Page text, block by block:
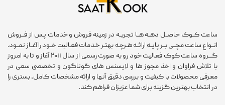
ساعت کــوک حاصــل دهــه هــا تجربــه در زمینه فروش و خدمات پـس از فــروش
انــواع ساعت مچــی بــر پایــه ارائــه هـرچـه بهتـر خـدمات فعـالیت خــود را آغــاز نمــود.
گـــروه ساعت کوک فعالیت خود رو به صورت رسمی از سال ۲۰۱۱ آغاز و تا به امروز
با تلاش فراوان و اخذ مجوز ها و لایسنس های گوناگون و تخصصی سعی در
معرفی محصولات با کیفیت و بررسی دقیق آنها و ارائه مشخصات کامل، بستری را
در انتخاب بهترین گزینه برای شما عزیزان فراهم کند.